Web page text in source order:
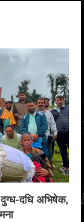
दधि अभिषेक,